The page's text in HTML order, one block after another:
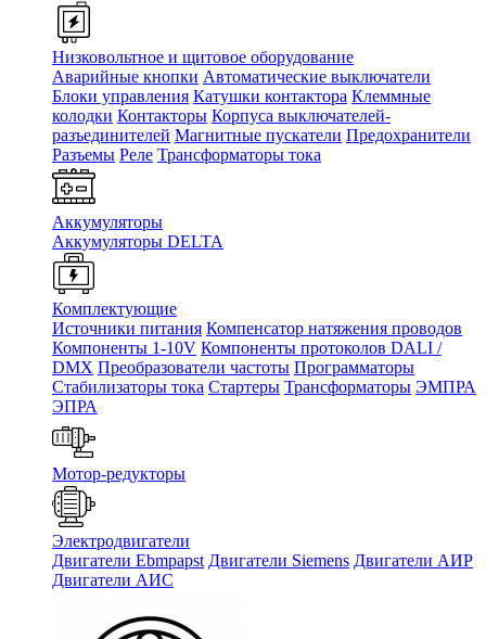
Низковольтное и щитовое оборудование
Аварийные кнопки Автоматические выключатели
Блоки управления Катушки контактора Клеммные
колодки Контакторы Корпуса выключателей-
разъединителей Магнитные пускатели Предохранители
Разъемы Реле Трансформаторы тока
Аккумуляторы
Аккумуляторы DELTA
Комплектующие
Источники питания Компенсатор натяжения проводов
Компоненты 1-10V Компоненты протоколов DALI /
DMX Преобразователи частоты Программаторы
Стабилизаторы тока Стартеры Трансформаторы ЭМПРА
ЭПРА
Мотор-редукторы
Электродвигатели
Двигатели Ebmpapst Двигатели Siemens Двигатели АИР
Двигатели АИС